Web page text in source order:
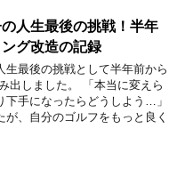
人生最後の挑戦！半年
グ改造の記録
生最後の挑戦として半年前から
出しました。 「本当に変えら
下手になったらどうしよう…」
が、自分のゴルフをもっと良く